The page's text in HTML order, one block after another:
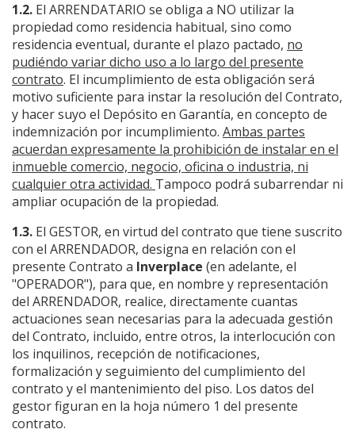
1.2. El ARRENDATARIO se obliga a NO utilizar la
propiedad como residencia habitual, sino como
residencia eventual, durante el plazo pactado, no
pudiéndo variar dicho uso a lo largo del presente
contrato. El incumplimiento de esta obligación será
motivo suficiente para instar la resolución del Contrato,
y hacer suyo el Depósito en Garantía, en concepto de
indemnización por incumplimiento. Ambas partes
acuerdan expresamente la prohibición de instalar en el
inmueble comercio, negocio, oficina o industria, ni
cualquier otra actividad. Tampoco podrá subarrendar ni
ampliar ocupación de la propiedad.
1.3. El GESTOR, en virtud del contrato que tiene suscrito
con el ARRENDADOR, designa en relación con el
presente Contrato a Inverplace (en adelante, el
"OPERADOR"), para que, en nombre y representación
del ARRENDADOR, realice, directamente cuantas
actuaciones sean necesarias para la adecuada gestión
del Contrato, incluido, entre otros, la interlocución con
los inquilinos, recepción de notificaciones,
formalización y seguimiento del cumplimiento del
contrato y el mantenimiento del piso. Los datos del
gestor figuran en la hoja número 1 del presente
contrato.